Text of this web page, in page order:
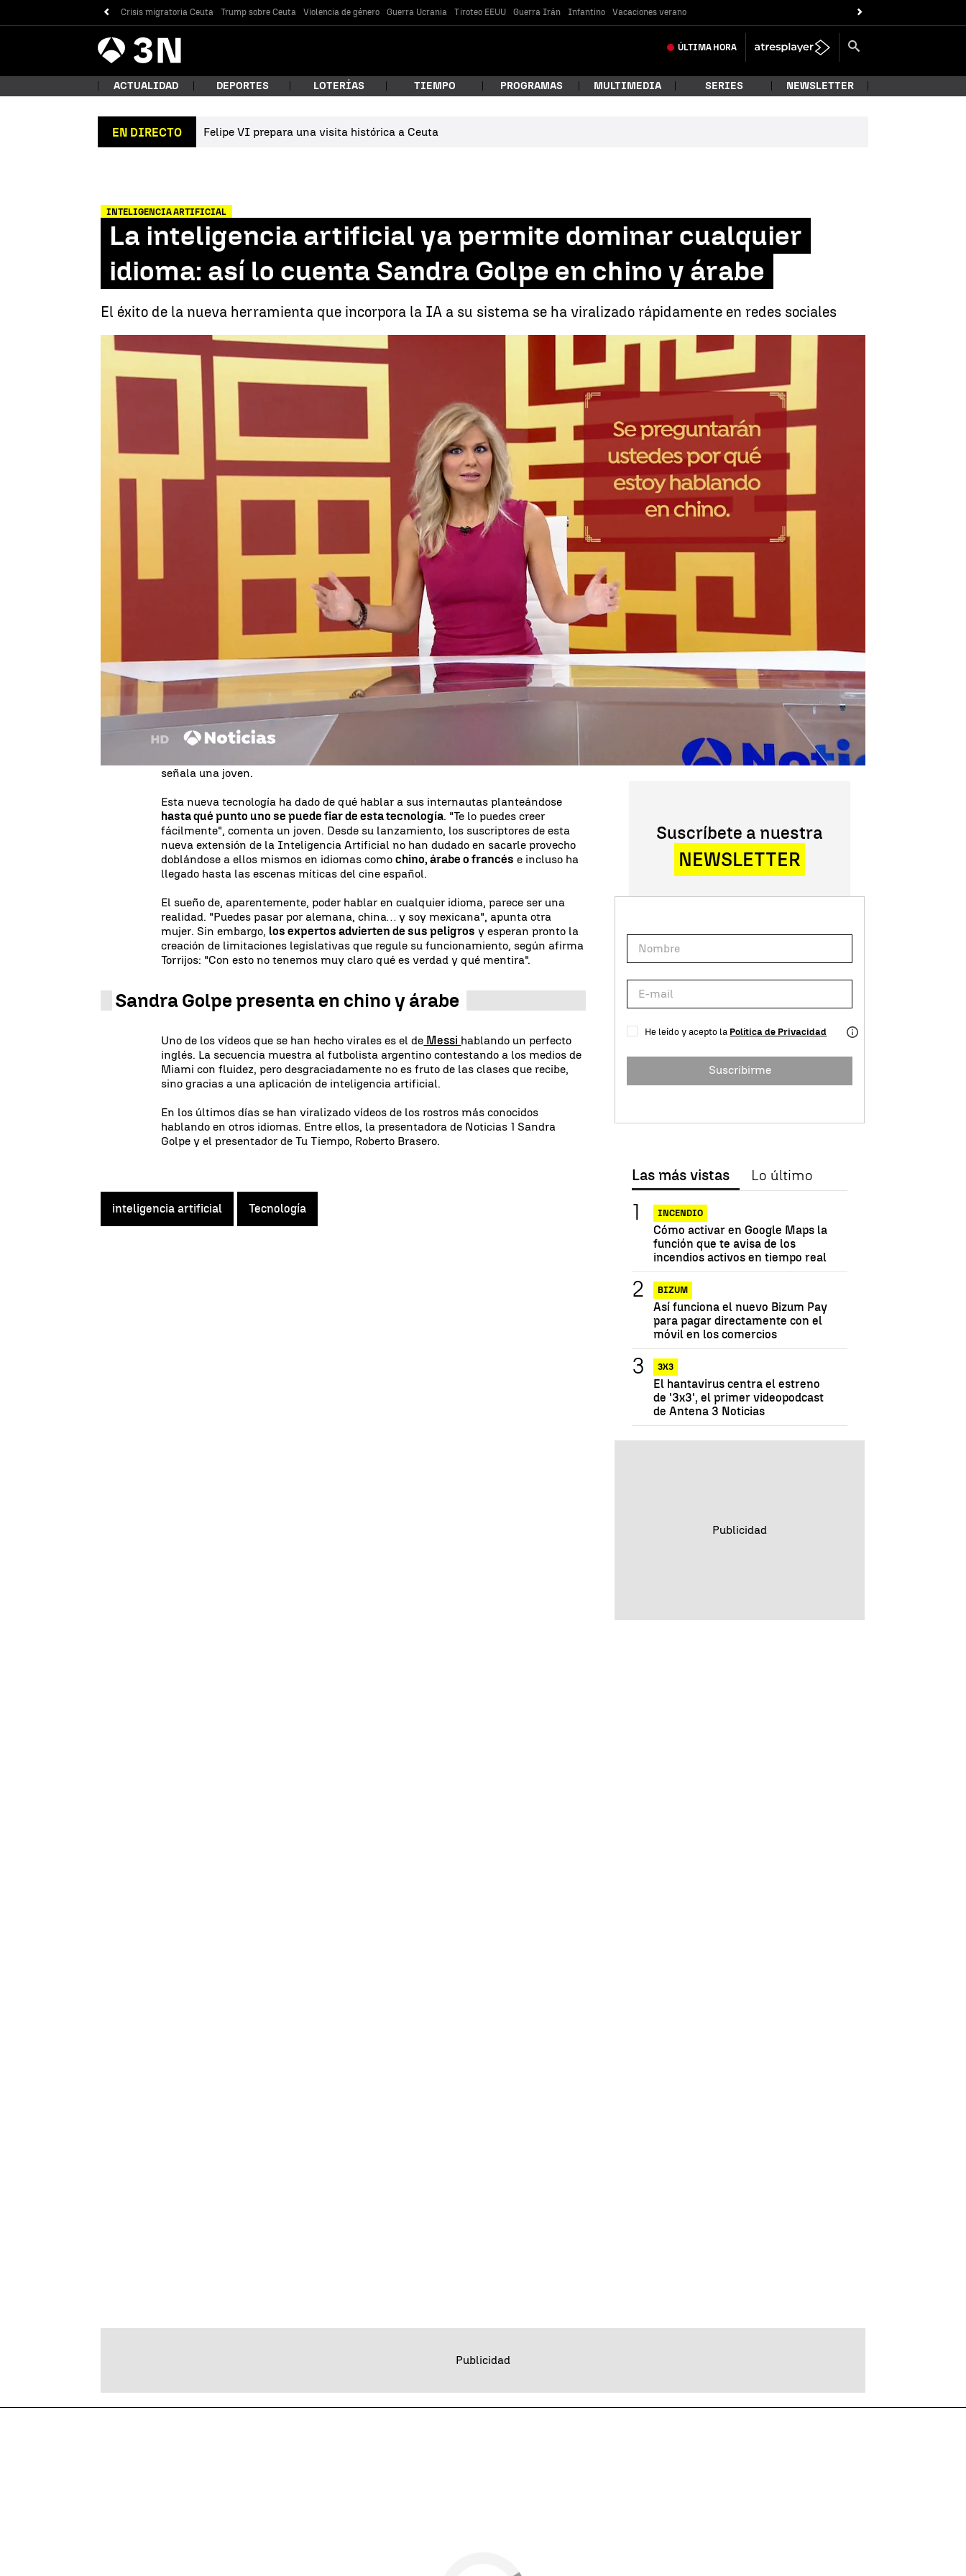
Crisis migratoria Ceuta Trump sobre Ceuta Violencia de género Guerra Ucrania Tiroteo EEUU Guerra Irán Infantino Vacaciones verano
Antena
3 Noticias ÚLTIMA HORA
ACTUALIDAD DEPORTES LOTERÍAS TIEMPO PROGRAMAS MULTIMEDIA SERIES NEWSLETTER
EN DIRECTO Felipe VI prepara una visita histórica a Ceuta
INTELIGENCIA ARTIFICIAL
La inteligencia artificial ya permite dominar cualquier
idioma: así lo cuenta Sandra Golpe en chino y árabe
El éxito de la nueva herramienta que incorpora la IA a su sistema se ha viralizado rápidamente en redes sociales
Sandra Golpe hablando en chino y árabe | Sandra Golpe hablando en chino y árabe
Publicado:15 de septiembre de 2023, 19:45 WhatsappFacebook Linkedin
Cantantes como Lola Flores, personalidades como Luis Rubiales
y actrices como
nueva herramienta que ha impactado a
sus usuariosy ha generado múltiples opiniones.La Inteligencia Artificial
sorprendeuna vez más por su capacidad tecnológica.
Su funcionamiento es, aparentemente, sencillo: "
El modelo aprende cómo habla
la persona, lo único que tiene que hacer es coger la voz de esa persona y
mezclarla con el idioma"
, explica Carmen Torrijos, responsable de Inteligencia
Artificial de Prodigioso Volcán. Los resultados son tan parecidos que muchos se
llegan a cuestionar si se trata de un vídeo real o no: "Es la misma voz, es brutal",
señala una joven.
Esta nueva tecnología ha dado de qué hablar a sus internautas planteándose
hasta qué punto uno se puede fiar de esta tecnología. "Te lo puedes creer
fácilmente", comenta un joven. Desde su lanzamiento, los suscriptores de esta
nueva extensión de la Inteligencia Artificial no han dudado en sacarle provecho
doblándose a ellos mismos en idiomas comochino, árabe o francés e incluso ha
llegado hasta las escenas míticas del cine español.
El sueño de, aparentemente, poder hablar en cualquier idioma, parece ser una
realidad. "Puedes pasar por alemana, china… y soy mexicana", apunta otra
mujer. Sin embargo, los expertos advierten de sus peligros y esperan pronto la
creación de limitaciones legislativas que regule su funcionamiento, según afirma
Torrijos: "Con esto no tenemos muy claro qué es verdad y qué mentira".
Sandra Golpe presenta en chino y árabe
Uno de los vídeos que se han hecho virales es el de Messi hablando un perfecto
inglés. La secuencia muestra al futbolista argentino contestando a los medios de
Miami con fluidez, pero desgraciadamente no es fruto de las clases que recibe,
sino gracias a una aplicación de inteligencia artificial.
En los últimos días se han viralizado vídeos de los rostros más conocidos
hablando en otros idiomas. Entre ellos, la presentadora de Noticias 1 Sandra
Golpe y el presentador de Tu Tiempo, Roberto Brasero.
inteligencia artificial Tecnología
Suscríbete a nuestra
NEWSLETTER
He leído y acepto la Política de Privacidad
Suscribirme
Las más vistas Lo último
INCENDIO
Cómo activar en Google Maps la
función que te avisa de los
incendios activos en tiempo real
BIZUM
Así funciona el nuevo Bizum Pay
para pagar directamente con el
móvil en los comercios
3X3
El hantavirus centra el estreno
de '3x3', el primer videopodcast
de Antena 3 Noticias